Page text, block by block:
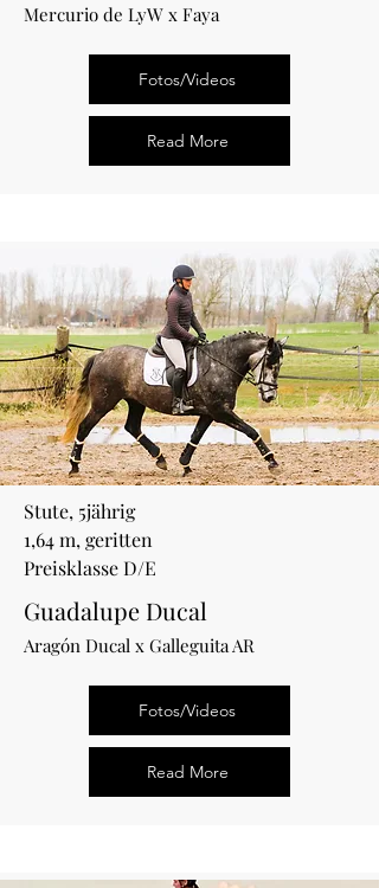
Mercurio de LyW x Faya
Fotos/Videos
Read More
Stute, 5jährig
1,64 m, geritten
Preisklasse D/E
Guadalupe Ducal
Aragón Ducal x Galleguita AR
Fotos/Videos
Read More